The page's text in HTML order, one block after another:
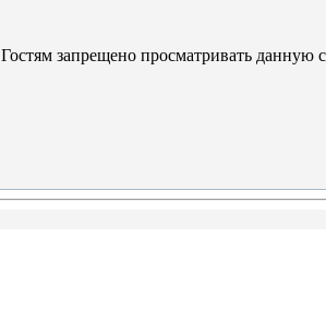
Гостям запрещено просматривать данную